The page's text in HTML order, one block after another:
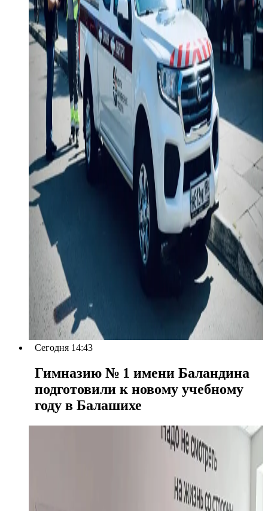
Сегодня 14:43
Гимназию № 1 имени Баландина
подготовили к новому учебному
году в Балашихе